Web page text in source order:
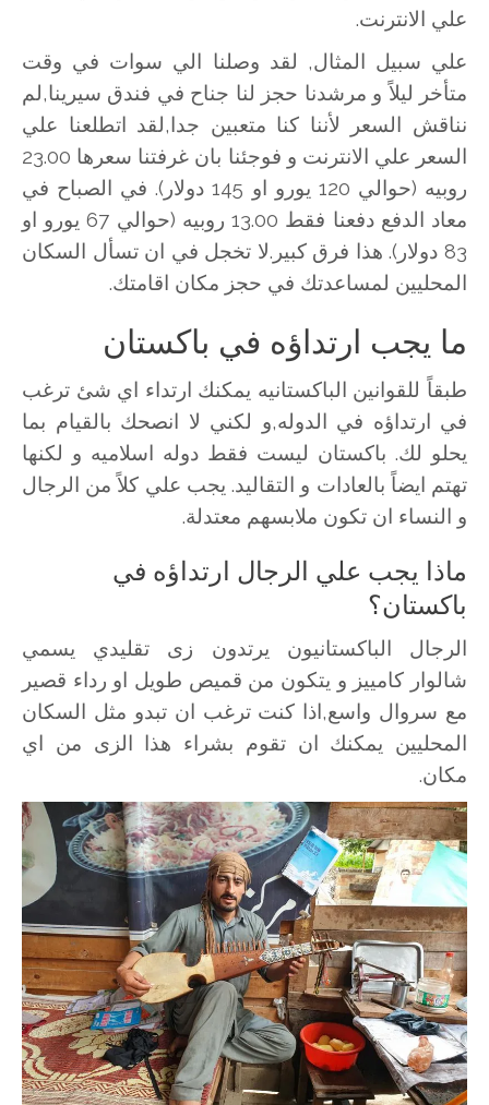
علي الانترنت.
علي سبيل المثال, لقد وصلنا الي سوات في وقت
متأخر ليلاً و مرشدنا حجز لنا جناح في فندق سيرينا,لم
نناقش السعر لأننا كنا متعبين جدا,لقد اتطلعنا علي
السعر علي الانترنت و فوجئنا بان غرفتنا سعرها 23.00
روبيه (حوالي 120 يورو او 145 دولار). في الصباح في
معاد الدفع دفعنا فقط 13.00 روبيه (حوالي 67 يورو او
83 دولار). هذا فرق كبير.لا تخجل في ان تسأل السكان
المحليين لمساعدتك في حجز مكان اقامتك.
ما يجب ارتداؤه في باكستان
طبقاً للقوانين الباكستانيه يمكنك ارتداء اي شئ ترغب
في ارتداؤه في الدوله,و لكني لا انصحك بالقيام بما
يحلو لك. باكستان ليست فقط دوله اسلاميه و لكنها
تهتم ايضاً بالعادات و التقاليد. يجب علي كلاً من الرجال
و النساء ان تكون ملابسهم معتدلة.
ماذا يجب علي الرجال ارتداؤه في
باكستان؟
الرجال الباكستانيون يرتدون زى تقليدي يسمي
شالوار كامييز و يتكون من قميص طويل او رداء قصير
مع سروال واسع,اذا كنت ترغب ان تبدو مثل السكان
المحليين يمكنك ان تقوم بشراء هذا الزى من اي
مكان.